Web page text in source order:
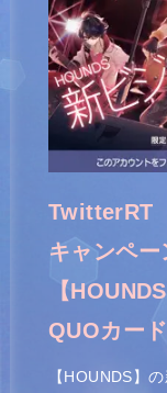
TwitterRT
キャンペ
【
QUOカー
【HOUNDS】